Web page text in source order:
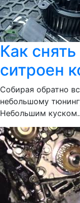
Как
ситроен
Собирая обратно
небольшому
Небольшим